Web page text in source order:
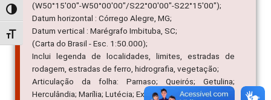
Alternar alto contraste
Alternar tamanho da fonte
(W50°15'00"-W50°00'00"/S22°00'00"-S22°15'00");
Datum horizontal : Córrego Alegre, MG;
Datum vertical : Marégrafo Imbituba, SC;
(Carta do Brasil - Esc. 1:50.000);
Inclui legenda de localidades, limites, estradas de
rodagem, estradas de ferro, hidrografia, vegetação;
Articulação da folha: Parnaso; Queirós; Getulina;
Herculândia; Marília; Lutécia; Exaporã; Alvinlândia;